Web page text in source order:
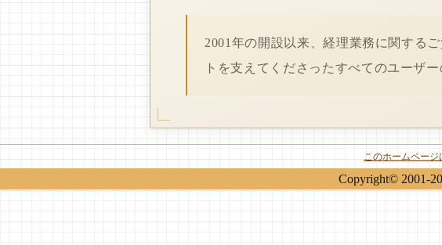
2001年の開設以来、経理業務に関する
トを支えてくださったすべてのユーザ
このホームペー
Copyright© 2001-